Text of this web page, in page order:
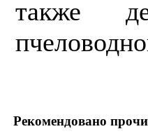
также
Рекомендовано